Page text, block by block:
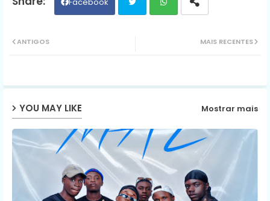
ap
MAIS RECENTES
ANTIGOS
YOU MAY LIKE Mostrar mais